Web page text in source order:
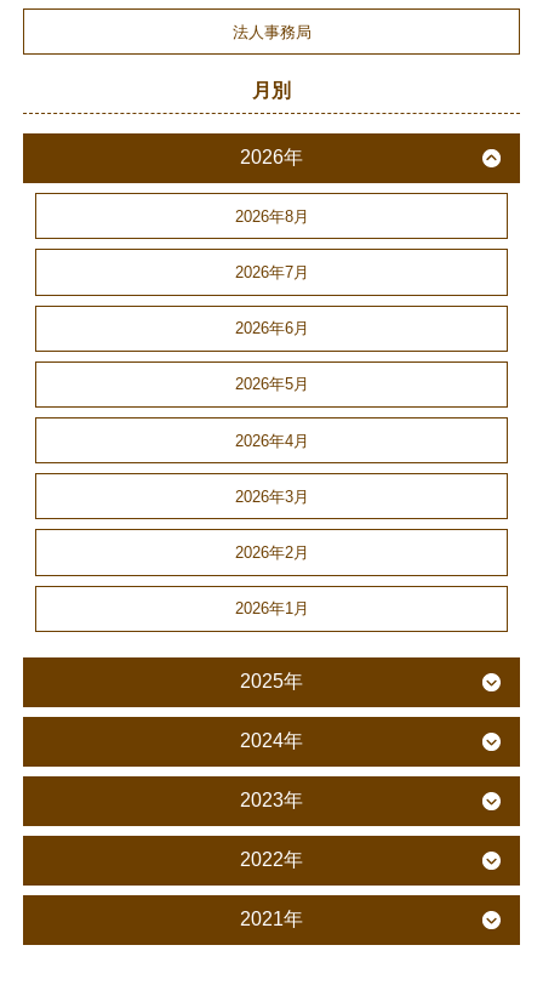
法人事務局
月別
2026年
2026年8月
2026年7月
2026年6月
2026年5月
2026年4月
2026年3月
2026年2月
2026年1月
2025年
2024年
2023年
2022年
2021年